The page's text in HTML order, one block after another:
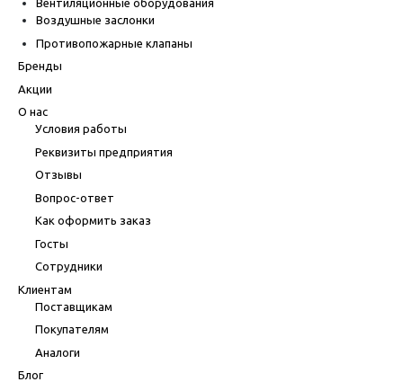
Вентиляционные оборудования
Воздушные заслонки
Противопожарные клапаны
Бренды
Акции
О нас
Условия работы
Реквизиты предприятия
Отзывы
Вопрос-ответ
Как оформить заказ
Госты
Сотрудники
Клиентам
Поставщикам
Покупателям
Аналоги
Блог